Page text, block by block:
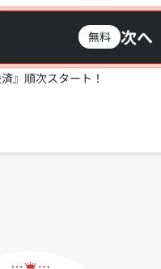
無料 次へ
』順次スタート！